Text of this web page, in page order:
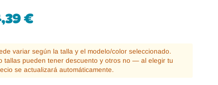
FlexiNens
Magical Shoes OmaKing
€
variar según la talla y el modelo/color seleccionado.
tallas pueden tener descuento y otros no — al elegir tu
se actualizará automáticamente.